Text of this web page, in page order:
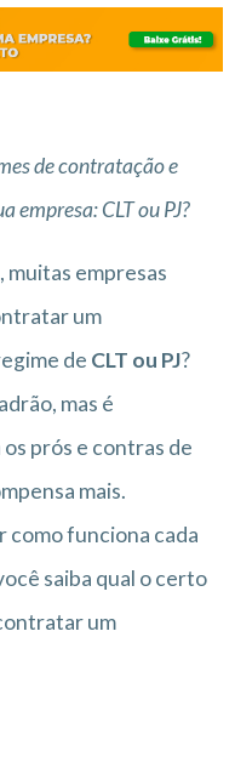
de contratação e
empresa: CLT ou PJ?
muitas empresas
um
de CLT ou PJ?
mas é
prós e contras de
mais.
como funciona cada
saiba qual o certo
um